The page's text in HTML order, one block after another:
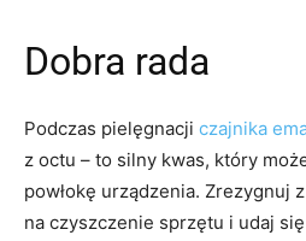
Dobra rada
Podczas pielęgnacji czajnika
z octu – to silny kwas, który
powłokę urządzenia. Zrezygnuj
na czyszczenie sprzętu i udaj